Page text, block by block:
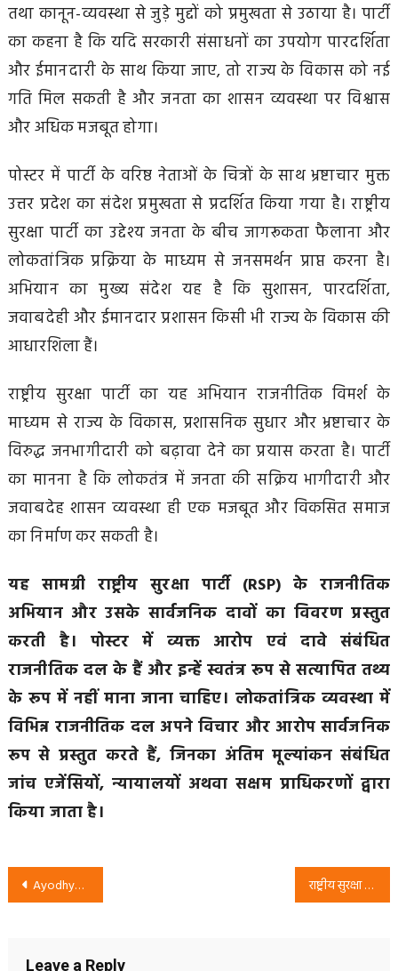
तथा कानून-व्यवस्था से जुड़े मुद्दों को प्रमुखता से उठाया है। पार्टी
का कहना है कि यदि सरकारी संसाधनों का उपयोग पारदर्शिता
और ईमानदारी के साथ किया जाए, तो राज्य के विकास को नई
गति मिल सकती है और जनता का शासन व्यवस्था पर विश्वास
और अधिक मजबूत होगा।
पोस्टर में पार्टी के वरिष्ठ नेताओं के चित्रों के साथ भ्रष्टाचार मुक्त
उत्तर प्रदेश का संदेश प्रमुखता से प्रदर्शित किया गया है। राष्ट्रीय
सुरक्षा पार्टी का उद्देश्य जनता के बीच जागरूकता फैलाना और
लोकतांत्रिक प्रक्रिया के माध्यम से जनसमर्थन प्राप्त करना है।
अभियान का मुख्य संदेश यह है कि सुशासन, पारदर्शिता,
जवाबदेही और ईमानदार प्रशासन किसी भी राज्य के विकास की
आधारशिला हैं।
राष्ट्रीय सुरक्षा पार्टी का यह अभियान राजनीतिक विमर्श के
माध्यम से राज्य के विकास, प्रशासनिक सुधार और भ्रष्टाचार के
विरुद्ध जनभागीदारी को बढ़ावा देने का प्रयास करता है। पार्टी
का मानना है कि लोकतंत्र में जनता की सक्रिय भागीदारी और
जवाबदेह शासन व्यवस्था ही एक मजबूत और विकसित समाज
का निर्माण कर सकती है।
यह सामग्री राष्ट्रीय सुरक्षा पार्टी (RSP) के राजनीतिक
अभियान और उसके सार्वजनिक दावों का विवरण प्रस्तुत
करती है। पोस्टर में व्यक्त आरोप एवं दावे संबंधित
राजनीतिक दल के हैं और इन्हें स्वतंत्र रूप से सत्यापित तथ्य
के रूप में नहीं माना जाना चाहिए। लोकतांत्रिक व्यवस्था में
विभिन्न राजनीतिक दल अपने विचार और आरोप सार्वजनिक
रूप से प्रस्तुत करते हैं, जिनका अंतिम मूल्यांकन संबंधित
जांच एजेंसियों, न्यायालयों अथवा सक्षम प्राधिकरणों द्वारा
किया जाता है।
Post
Ayodhya Ram Mandir Corruption Allegations | Rashtriya Suraksha Party (RSP) राष्ट्रीय सुरक्षा पार्टी (RSP) का अभियान: राम मंदिर चंदा, पेपर लीक और सीमा सुरक्षा जैसे मुद्दों पर सरकार से सवाल
Leave a Reply